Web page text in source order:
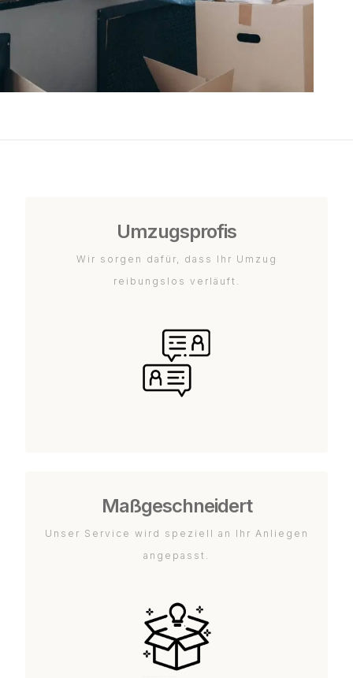
Umzugsprofis
Wir sorgen dafür, dass Ihr Umzug
reibungslos verläuft.
Maßgeschneidert
Unser Service wird speziell an Ihr Anliegen
angepasst.